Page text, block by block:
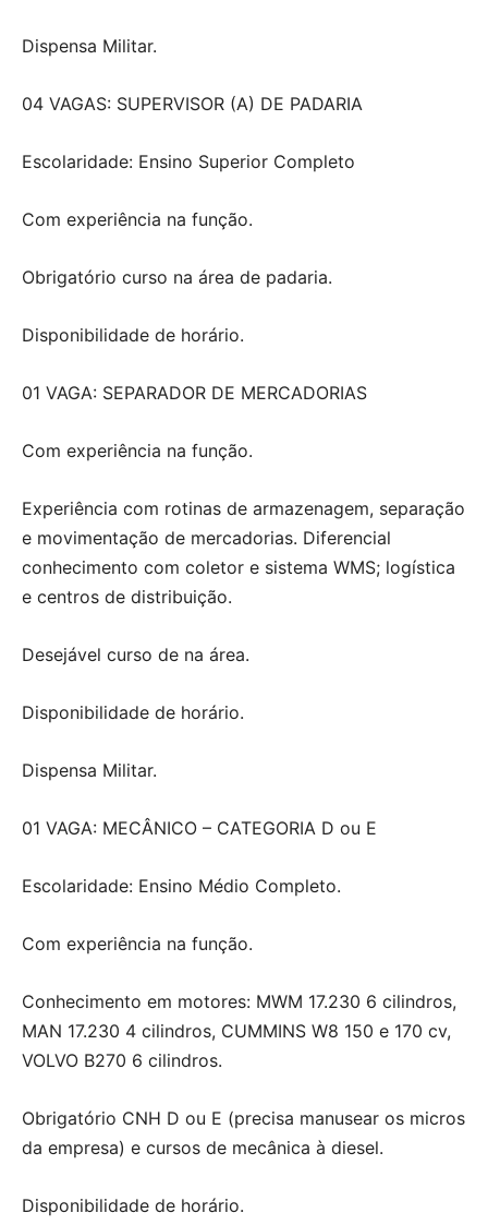
Dispensa Militar.
04 VAGAS: SUPERVISOR (A) DE PADARIA
Escolaridade: Ensino Superior Completo
Com experiência na função.
Obrigatório curso na área de padaria.
Disponibilidade de horário.
01 VAGA: SEPARADOR DE MERCADORIAS
Com experiência na função.
Experiência com rotinas de armazenagem, separação
e movimentação de mercadorias. Diferencial
conhecimento com coletor e sistema WMS; logística
e centros de distribuição.
Desejável curso de na área.
Disponibilidade de horário.
Dispensa Militar.
01 VAGA: MECÂNICO – CATEGORIA D ou E
Escolaridade: Ensino Médio Completo.
Com experiência na função.
Conhecimento em motores: MWM 17.230 6 cilindros,
MAN 17.230 4 cilindros, CUMMINS W8 150 e 170 cv,
VOLVO B270 6 cilindros.
Obrigatório CNH D ou E (precisa manusear os micros
da empresa) e cursos de mecânica à diesel.
Disponibilidade de horário.